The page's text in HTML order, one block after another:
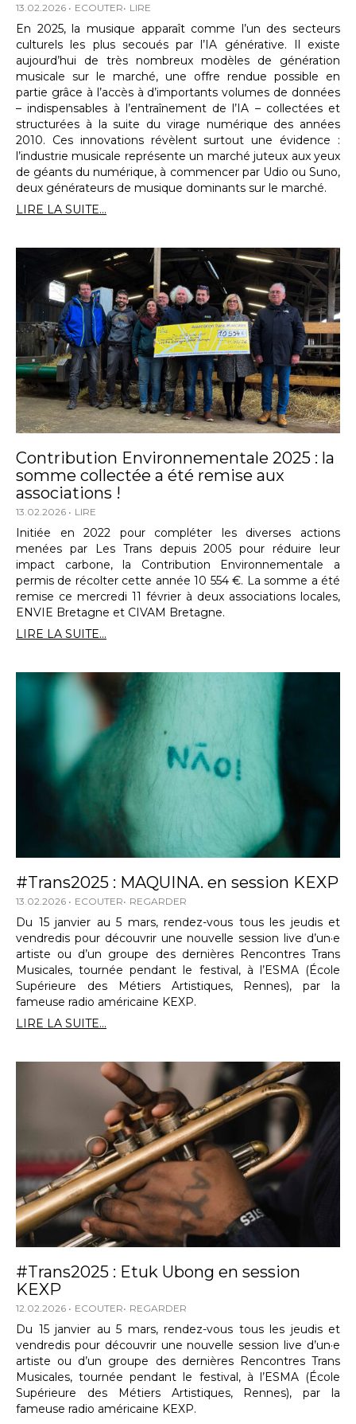
13.02.2026 ECOUTER LIRE
En 2025, la musique apparaît comme l’un des secteurs
culturels les plus secoués par l’IA générative. Il existe
aujourd’hui de très nombreux modèles de génération
musicale sur le marché, une offre rendue possible en
partie grâce à l’accès à d’importants volumes de données
– indispensables à l’entraînement de l’IA – collectées et
structurées à la suite du virage numérique des années
2010. Ces innovations révèlent surtout une évidence :
l’industrie musicale représente un marché juteux aux yeux
de géants du numérique, à commencer par Udio ou Suno,
deux générateurs de musique dominants sur le marché.
LIRE LA SUITE...
Contribution Environnementale 2025 : la
somme collectée a été remise aux
associations !
13.02.2026 LIRE
Initiée en 2022 pour compléter les diverses actions
menées par Les Trans depuis 2005 pour réduire leur
impact carbone, la Contribution Environnementale a
permis de récolter cette année 10 554 €. La somme a été
remise ce mercredi 11 février à deux associations locales,
ENVIE Bretagne et CIVAM Bretagne.
LIRE LA SUITE...
#Trans2025 : MAQUINA. en session KEXP
13.02.2026 ECOUTER REGARDER
Du 15 janvier au 5 mars, rendez-vous tous les jeudis et
vendredis pour découvrir une nouvelle session live d’un·e
artiste ou d’un groupe des dernières Rencontres Trans
Musicales, tournée pendant le festival, à l’ESMA (École
Supérieure des Métiers Artistiques, Rennes), par la
fameuse radio américaine KEXP.
LIRE LA SUITE...
#Trans2025 : Etuk Ubong en session
KEXP
12.02.2026 ECOUTER REGARDER
Du 15 janvier au 5 mars, rendez-vous tous les jeudis et
vendredis pour découvrir une nouvelle session live d’un·e
artiste ou d’un groupe des dernières Rencontres Trans
Musicales, tournée pendant le festival, à l’ESMA (École
Supérieure des Métiers Artistiques, Rennes), par la
fameuse radio américaine KEXP.